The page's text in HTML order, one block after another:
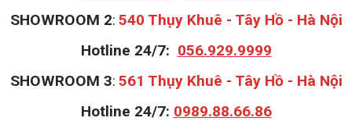
SHOWROOM 2: 540 Thụy Khuê - Tây Hồ - Hà Nội
Hotline 24/7: 056.929.9999
SHOWROOM 3: 561 Thụy Khuê - Tây Hồ - Hà Nội
Hotline 24/7: 0989.88.66.86